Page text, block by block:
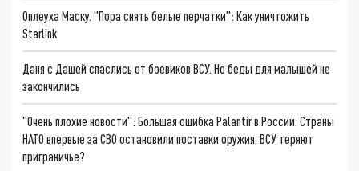
Оплеуха Маску. "Пора снять белые перчатки": Как уничтожить
Starlink
Даня с Дашей спаслись от боевиков ВСУ. Но беды для малышей не
закончились
"Очень плохие новости": Большая ошибка Palantir в России. Страны
НАТО впервые за СВО остановили поставки оружия. ВСУ теряют
приграничье?